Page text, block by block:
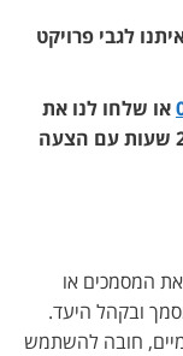
לגבי פרויקט
או שלחו לנו את
, ונחזור אליכם תוך 24 שעות עם הצעה
המסמכים או
ובקהל היעד.
חובה להשתמש